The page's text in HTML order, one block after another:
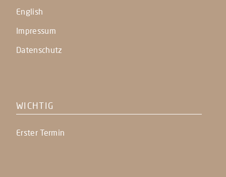
English
Impressum
Datenschutz
WICHTIG
Erster Termin